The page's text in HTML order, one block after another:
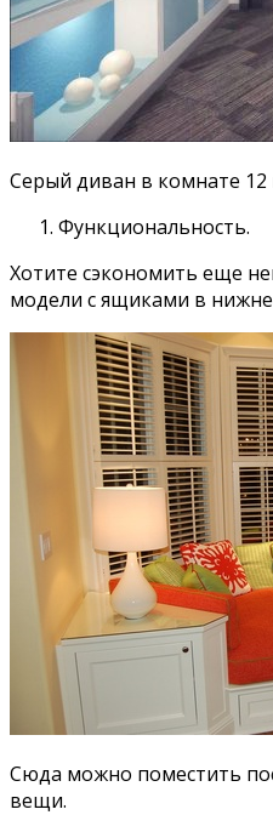
Серый диван в комнате 12
Функциональность.
Хотите сэкономить еще
модели с ящиками в
Сюда можно поместить
вещи.